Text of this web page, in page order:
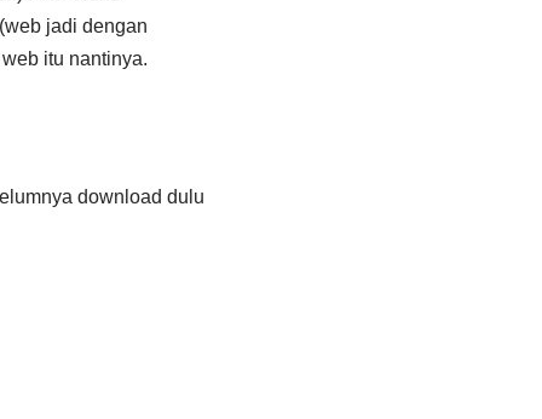
jadi dengan
itu nantinya.
download dulu